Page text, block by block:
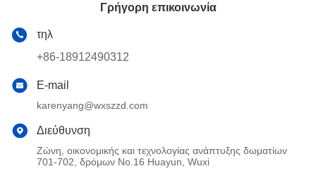
Γρήγορη επικοινωνία
τηλ
+86-18912490312
E-mail
karenyang@wxszzd.com
Διεύθυνση
Ζώνη, οικονομικής και τεχνολογίας ανάπτυξης δωματίων
701-702, δρόμων No.16 Huayun, Wuxi